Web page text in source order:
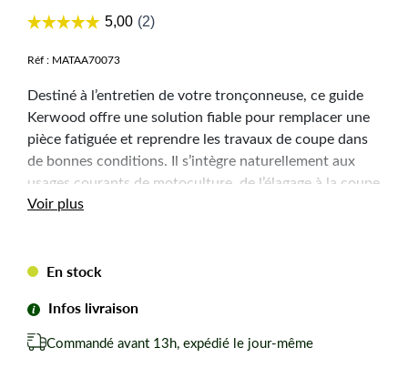
Réf : MATAA70073
Destiné à l’entretien de votre tronçonneuse, ce guide
Kerwood offre une solution fiable pour remplacer une
pièce fatiguée et reprendre les travaux de coupe dans
de bonnes conditions. Il s’intègre naturellement aux
usages courants de motoculture, de l’élagage à la coupe
de bois.
Caractéristiques
techniques
Pas de la chaîne :3/8"
Voir plus
En stock
Infos livraison
Commandé avant 13h, expédié le jour-même